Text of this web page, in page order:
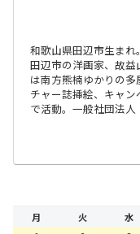
和歌山県田辺市生まれ
田辺市の洋画家、故
は南方熊楠ゆかりの
チャー誌挿絵、キャ
で活動。一般社団法人
月 火 水